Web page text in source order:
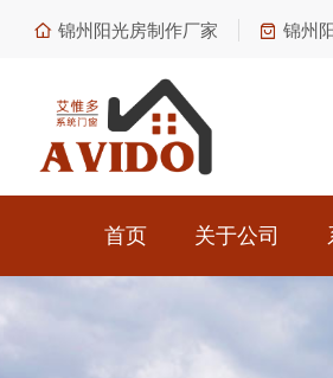
锦州阳光房制作厂家 锦州
首页 关于公司